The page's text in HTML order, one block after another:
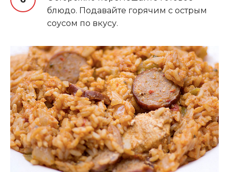
блюдо. Подавайте горячим с острым
соусом по вкусу.